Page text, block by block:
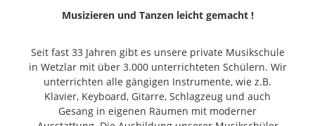
Musizieren und Tanzen leicht gemacht !
Seit fast 33 Jahren gibt es unsere private Musikschule
in Wetzlar mit über 3.000 unterrichteten Schülern. Wir
unterrichten alle gängigen Instrumente, wie z.B.
Klavier, Keyboard, Gitarre, Schlagzeug und auch
Gesang in eigenen Räumen mit moderner